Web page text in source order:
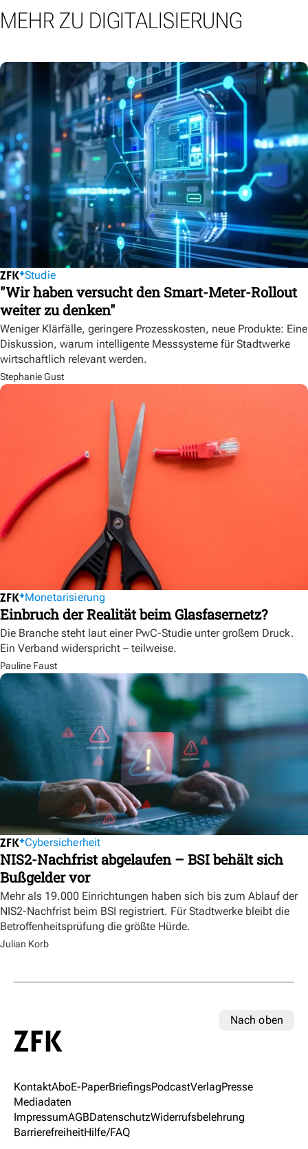
MEHR ZU DIGITALISIERUNG
Studie
"Wir haben versucht den Smart-Meter-Rollout
weiter zu denken"
Weniger Klärfälle, geringere Prozesskosten, neue Produkte: Eine
Diskussion, warum intelligente Messsysteme für Stadtwerke
wirtschaftlich relevant werden.
Stephanie Gust
Monetarisierung
Einbruch der Realität beim Glasfasernetz?
Die Branche steht laut einer PwC-Studie unter großem Druck.
Ein Verband widerspricht – teilweise.
Pauline Faust
Cybersicherheit
NIS2-Nachfrist abgelaufen – BSI behält sich
Bußgelder vor
Mehr als 19.000 Einrichtungen haben sich bis zum Ablauf der
NIS2-Nachfrist beim BSI registriert. Für Stadtwerke bleibt die
Betroffenheitsprüfung die größte Hürde.
Julian Korb
Nach oben
KontaktAboE-PaperBriefingsPodcastVerlagPresse
Mediadaten
ImpressumAGBDatenschutzWiderrufsbelehrung
BarrierefreiheitHilfe/FAQ